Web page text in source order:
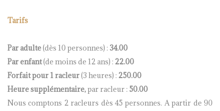
Tarifs
Par adulte(dès 10 personnes) : 34.00
Par enfant(de moins de 12 ans) : 22.00
Forfait pour 1 racleur(3 heures) : 250.00
Heure supplémentaire,par racleur : 50.00
Nous comptons 2 racleurs dès 45 personnes. A partir de 90